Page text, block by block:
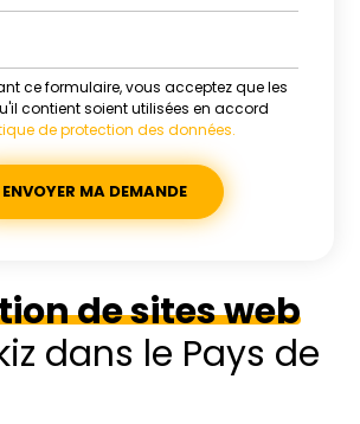
ce formulaire, vous acceptez que les
contient soient utilisées en accord
de protection des données.
de sites web
dans le Pays de